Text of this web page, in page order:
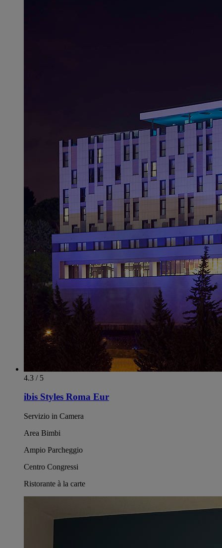
4.3 / 5
ibis Styles Roma Eur
Servizio in Camera
Area Bimbi
Ampio Parcheggio
Centro Congressi
Ristorante à la carte